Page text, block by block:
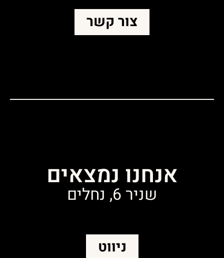
צור קשר
אנחנו נמצאים
שניר 6, נחלים
ניווט